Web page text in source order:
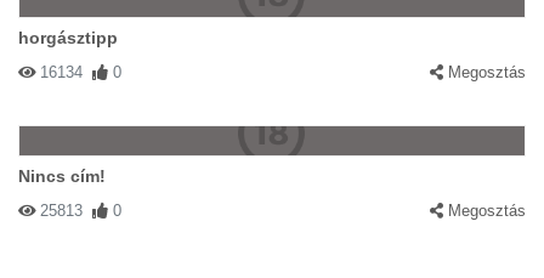
horgásztipp
16134 0 Megosztás
Nincs cím!
25813 0 Megosztás